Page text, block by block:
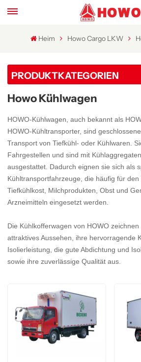
Heim Howo Cargo LKW
PRODUKTKATEGORIEN
Howo Kühlwagen
HOWO-Kühlwagen, auch bekannt als
HOWO-Kühltransporter, sind
Transport von Tiefkühl- oder Kühlwaren.
Fahrgestellen und sind mit
ausgestattet. Dadurch eignen sie sich als
Kühltransportfahrzeuge, die häufig für den
Tiefkühlkost, Milchprodukten, Obst und
Arzneimitteln eingesetzt werden.
Die Kühlkofferwagen von HOWO
attraktives Aussehen, ihre hervorragende
Isolierleistung, die gute Abdichtung und
sowie ihre zuverlässige Qualität aus.